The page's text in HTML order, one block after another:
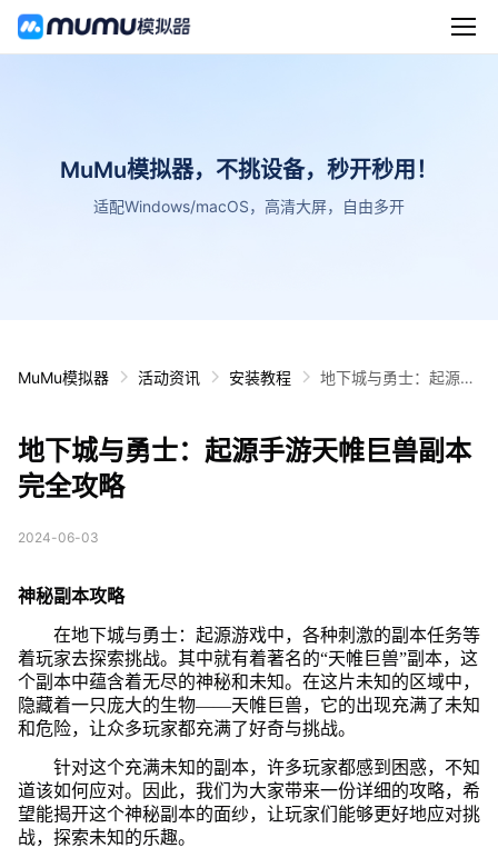
MuMu模拟器，不挑设备，秒开秒用！
适配Windows/macOS，高清大屏，自由多开
MuMu模拟器 活动资讯 安装教程
地下城与勇士：起源手
地下城与勇士：起源手游天帷巨兽副本
完全攻略
2024-06-03
神秘副本攻略
在地下城与勇士：起源游戏中，各种刺激的副本任务等
着玩家去探索挑战。其中就有着著名的“天帷巨兽”副本，这
个副本中蕴含着无尽的神秘和未知。在这片未知的区域中，
隐藏着一只庞大的生物——天帷巨兽，它的出现充满了未知
和危险，让众多玩家都充满了好奇与挑战。
针对这个充满未知的副本，许多玩家都感到困惑，不知
道该如何应对。因此，我们为大家带来一份详细的攻略，希
望能揭开这个神秘副本的面纱，让玩家们能够更好地应对挑
战，探索未知的乐趣。